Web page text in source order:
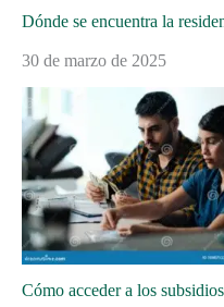
Dónde se encuentra la
30 de marzo de 2025
Cómo acceder a los